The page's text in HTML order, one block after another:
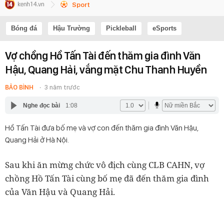
Sport
Bóng đá Hậu Trường Pickleball eSports
Vợ chồng Hồ Tấn Tài đến thăm gia đình Văn
Hậu, Quang Hải, vắng mặt Chu Thanh Huyền
BẢO BÌNH 3 năm trước
Nghe đọc bài 1:08
Hồ Tấn Tài đưa bố mẹ và vợ con đến thăm gia đình Văn Hậu,
Quang Hải ở Hà Nội.
Sau khi ăn mừng chức vô địch cùng CLB CAHN, vợ
chồng Hồ Tấn Tài cùng bố mẹ đã đến thăm gia đình
của Văn Hậu và Quang Hải.